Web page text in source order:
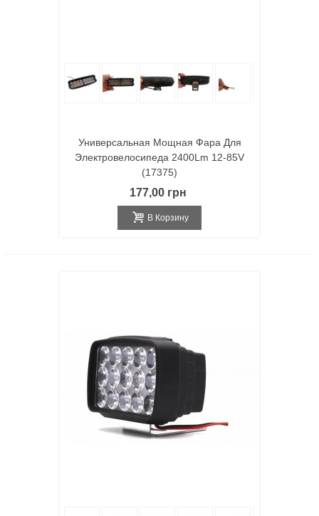
Универсальная Мощная Фара Для
Электровелосипеда 2400Lm 12-85V
(17375)
177,00 грн
В Корзину